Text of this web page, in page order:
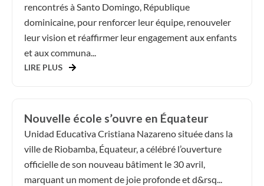
rencontrés à Santo Domingo, République
dominicaine, pour renforcer leur équipe, renouveler
leur vision et réaffirmer leur engagement aux enfants
et aux communa...
LIRE PLUS
Nouvelle école s’ouvre en Équateur
Unidad Educativa Cristiana Nazareno située dans la
ville de Riobamba, Équateur, a célébré l’ouverture
officielle de son nouveau bâtiment le 30 avril,
marquant un moment de joie profonde et d&rsq...